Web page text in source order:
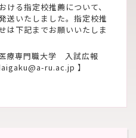
る指定校推薦について、
送いたしました。指定校推
は下記までお願いいたしま
療専門職大学 入試広報
ru.ac.jp 】